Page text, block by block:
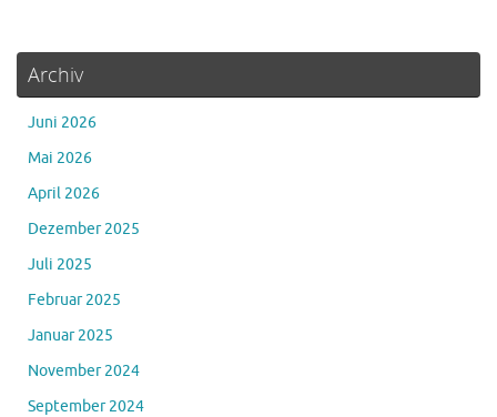
Archiv
Juni 2026
Mai 2026
April 2026
Dezember 2025
Juli 2025
Februar 2025
Januar 2025
November 2024
September 2024